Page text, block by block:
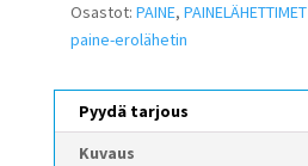
Osastot: PAINE, PAINELÄHETTIMET
paine-erolähetin
Pyydä tarjous
Kuvaus